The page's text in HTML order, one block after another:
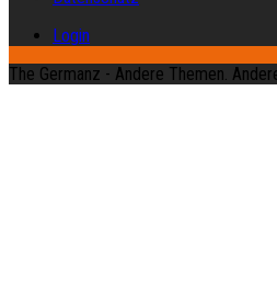
Login
The Germanz - Andere Themen.